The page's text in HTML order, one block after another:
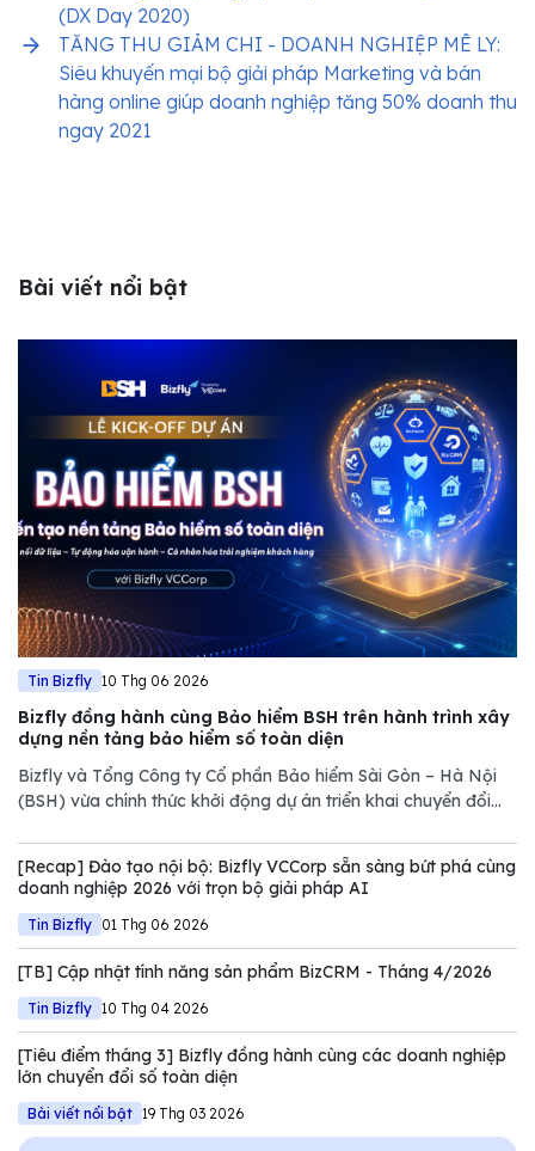
(DX Day 2020)
TĂNG THU GIẢM CHI - DOANH NGHIỆP MÊ LY:
Siêu khuyến mại bộ giải pháp Marketing và bán
hàng online giúp doanh nghiệp tăng 50% doanh thu
ngay 2021
Bài viết nổi bật
Tin Bizfly 10 Thg 06 2026
Bizfly đồng hành cùng Bảo hiểm BSH trên hành trình xây
dựng nền tảng bảo hiểm số toàn diện
Bizfly và Tổng Công ty Cổ phần Bảo hiểm Sài Gòn – Hà Nội
(BSH) vừa chính thức khởi động dự án triển khai chuyển đổi
hình bán hàng truyền thống sang vận hành dựa trên dữ liệu
[Recap] Đào tạo nội bộ: Bizfly VCCorp sẵn sàng bứt phá cùng
doanh nghiệp 2026 với trọn bộ giải pháp AI
Tin Bizfly 01 Thg 06 2026
[TB] Cập nhật tính năng sản phẩm BizCRM - Tháng 4/2026
Tin Bizfly 10 Thg 04 2026
[Tiêu điểm tháng 3] Bizfly đồng hành cùng các doanh nghiệp
lớn chuyển đổi số toàn diện
Bài viết nổi bật 19 Thg 03 2026